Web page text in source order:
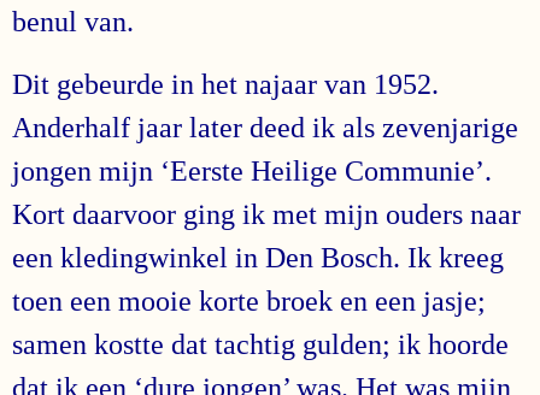
benul van.
Dit gebeurde in het najaar van 1952.
Anderhalf jaar later deed ik als zevenjarige
jongen mijn ‘Eerste Heilige Communie’.
Kort daarvoor ging ik met mijn ouders naar
een kledingwinkel in Den Bosch. Ik kreeg
toen een mooie korte broek en een jasje;
samen kostte dat tachtig gulden; ik hoorde
dat ik een ‘dure jongen’ was. Het was mijn